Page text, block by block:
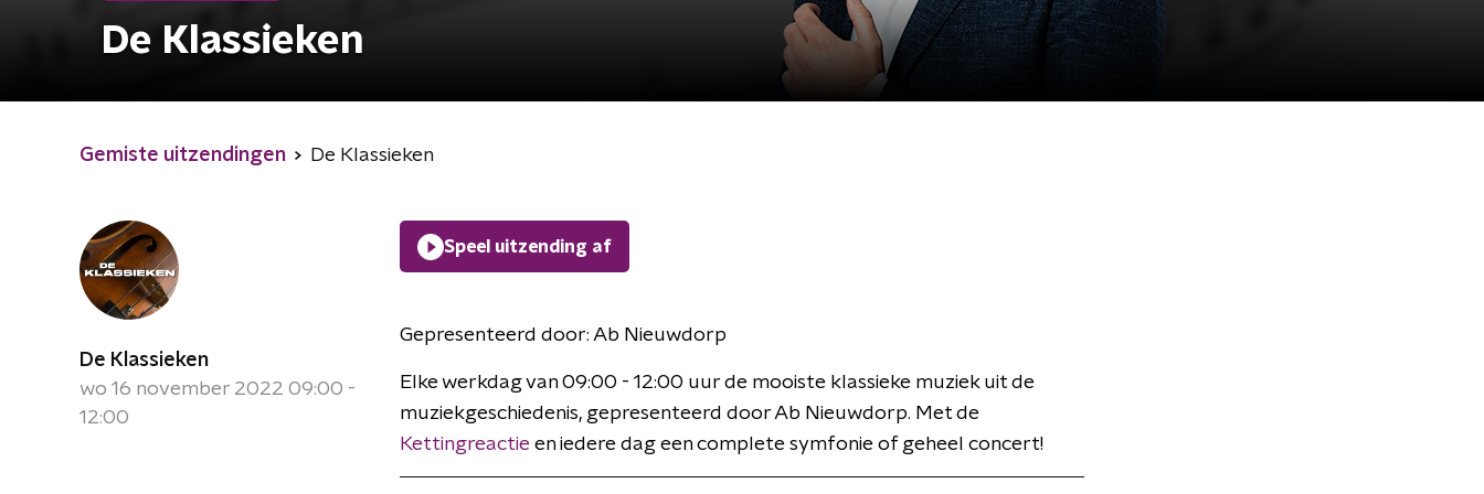
De Klassieken
Gemiste uitzendingen De Klassieken
De Klassieken
wo 16 november 2022 09:00 -
12:00
Speel uitzending af
Gepresenteerd door: Ab Nieuwdorp
Elke werkdag van 09:00 - 12:00 uur de mooiste klassieke muziek uit de
muziekgeschiedenis, gepresenteerd door Ab Nieuwdorp. Met de
Kettingreactie en iedere dag een complete symfonie of geheel concert!